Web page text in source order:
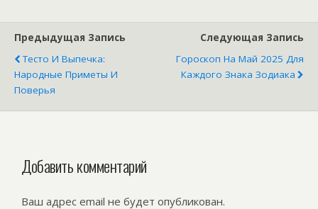
Предыдущая Запись
Тесто И Выпечка:
Народные Приметы И
Поверья
Следующая Запись
Гороскоп На Май 2025 Для
Каждого Знака Зодиака
Добавить комментарий
Ваш адрес email не будет опубликован.